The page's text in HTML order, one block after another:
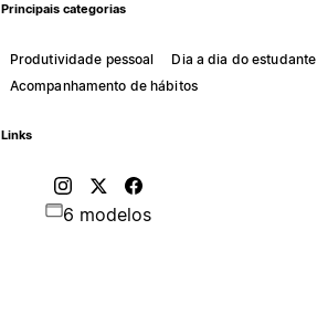
Principais categorias
Produtividade pessoal
Dia a dia do estudante
Acompanhamento de hábitos
Links
6 modelos